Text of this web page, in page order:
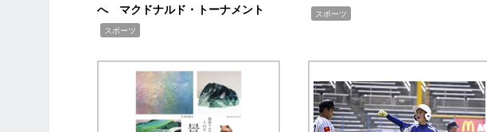
へ マクドナルド・トーナメント
スポーツ
スポーツ